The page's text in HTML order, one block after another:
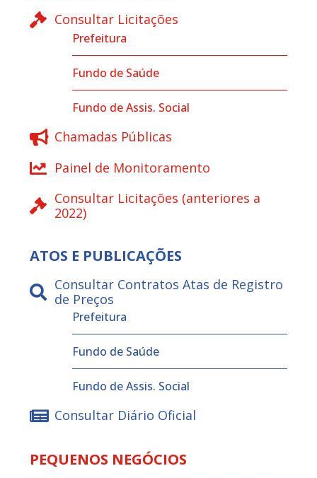
Consultar Licitações
Prefeitura
Fundo de Saúde
Fundo de Assis. Social
Chamadas Públicas
Painel de Monitoramento
Consultar Licitações (anteriores a
2022)
ATOS E PUBLICAÇÕES
Consultar Contratos Atas de Registro
de Preços
Prefeitura
Fundo de Saúde
Fundo de Assis. Social
Consultar Diário Oficial
PEQUENOS NEGÓCIOS